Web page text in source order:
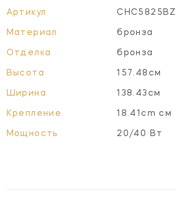
Артикул CHC5825BZ
Материал бронза
Отделка бронза
Высота 157.48см
Ширина 138.43см
Крепление 18.41cm см
Мощность 20/40 Вт